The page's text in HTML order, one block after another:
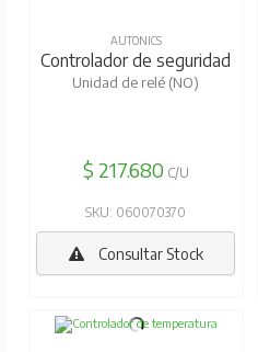
AUTONICS
Controlador de seguridad
Unidad de relé (NO)
$ 217.680C/U
SKU: 060070370
Consultar Stock